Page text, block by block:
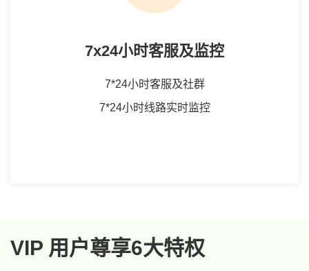
7x24小时客服及监控
7*24小时客服及社群
7*24小时线路实时监控
VIP 用户尊享6大特权